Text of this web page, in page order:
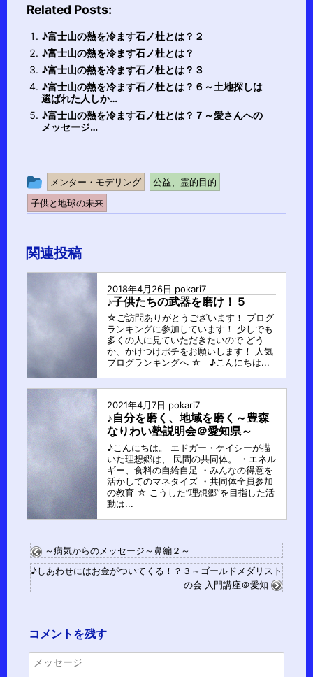
Related Posts:
♪富士山の熱を冷ます石ノ杜とは？２
♪富士山の熱を冷ます石ノ杜とは？
♪富士山の熱を冷ます石ノ杜とは？３
♪富士山の熱を冷ます石ノ杜とは？６～土地探しは
選ばれた人しか…
♪富士山の熱を冷ます石ノ杜とは？７～愛さんへの
メッセージ…
投
稿
グ
ー
プ
メンター・モデリング
公益、霊的目的
子供と地球の未来
関連投稿
2018年4月26日 pokari7
♪子供たちの武器を磨け！５
☆ご訪問ありがとうございます！ ブログ
ランキングに参加しています！ 少しでも
多くの人に見ていただきたいので どう
か、かけつけポチをお願いします！ 人気
ブログランキングへ ☆ ♪こんにちは...
2021年4月7日 pokari7
♪自分を磨く、地域を磨く～豊森
なりわい塾説明会＠愛知県～
♪こんにちは。 エドガー・ケイシーが描
いた理想郷は、 民間の共同体。 ・エネル
ギー、食料の自給自足 ・みんなの得意を
活かしてのマネタイズ ・共同体全員参加
の教育 ☆ こうした”理想郷”を目指した活
動は...
～病気からのメッセージ～鼻編２～
♪しあわせにはお金がついてくる！？３～ゴールドメダリスト
の会 入門講座＠愛知
コメントを残す